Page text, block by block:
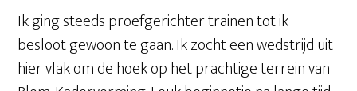
Ik ging steeds proefgerichter trainen tot ik
besloot gewoon te gaan. Ik zocht een wedstrijd uit
hier vlak om de hoek op het prachtige terrein van